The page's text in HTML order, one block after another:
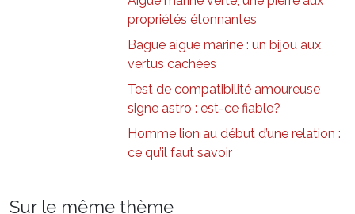
propriétés étonnantes
Bague aiguë marine : un bijou aux
vertus cachées
Test de compatibilité amoureuse
signe astro : est-ce fiable?
Homme lion au début d’une relation :
ce qu’il faut savoir
Sur le même thème